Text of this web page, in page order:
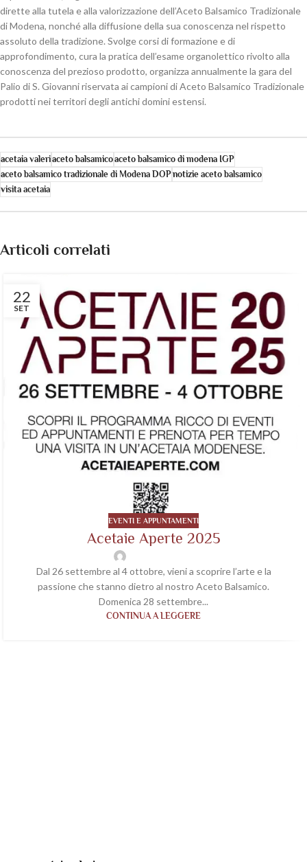
dirette alla tutela e alla valorizzazione dell’Aceto Balsamico Tradizionale
di Modena, nonché alla diffusione della sua conoscenza nel rispetto
assoluto della tradizione. Svolge corsi di formazione e di
approfondimento, cura la pratica dell’esame organolettico rivolto alla
conoscenza del prezioso prodotto, organizza annualmente la gara del
Palio di S. Giovanni riservata ai campioni di Aceto Balsamico Tradizionale
prodotti nei territori degli antichi domini estensi.
acetaia valeriaceto balsamicoaceto balsamico di modena IGP
aceto balsamico tradizionale di Modena DOPnotizie aceto balsamico
visita acetaia
Articoli correlati
22
SET
EVENTI E APPUNTAMENTI
Acetaie Aperte 2025
wp-acetaiavaleri
Dal 26 settembre al 4 ottobre, vieni a scoprire l’arte e la
passione che stanno dietro al nostro Aceto Balsamico.
Domenica 28 settembre...
CONTINUA A LEGGERE